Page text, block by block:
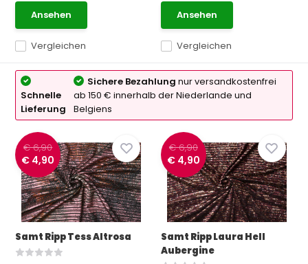
Vergleichen
Ansehen
Vergleichen
Ansehen
Schnelle
Lieferung
Sichere Bezahlung nur versandkostenfrei
ab 150 € innerhalb der Niederlande und
Belgiens
€ 6,90
€ 4,90
Samt Ripp Tess Altrosa
€ 6,90
€ 4,90
Samt Ripp Laura Hell
Aubergine